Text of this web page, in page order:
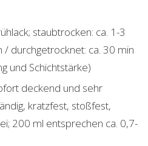
staubtrocken: ca. 1-3
/ durchgetrocknet: ca. 30 min
und Schichtstärke)
deckend und sehr
kratzfest, stoßfest,
200 ml entsprechen ca. 0,7-